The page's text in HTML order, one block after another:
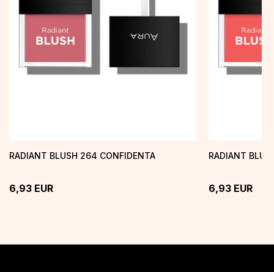
RADIANT BLUSH 264 CONFIDENTA
6,93 EUR
RADIANT
6,93 EUR